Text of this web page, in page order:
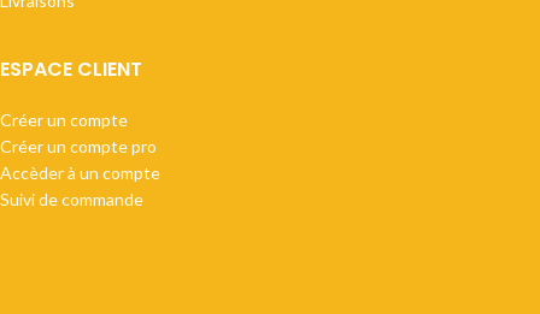
ESPACE CLIENT
Créer un compte
Créer un compte pro
Accèder à un compte
Suivi de commande